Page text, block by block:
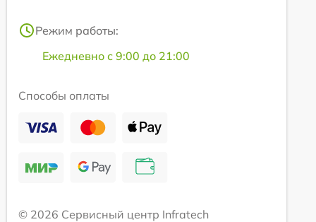
Режим работы:
Ежедневно с 9:00 до 21:00
Способы оплаты
© 2026 Сервисный центр Infratech